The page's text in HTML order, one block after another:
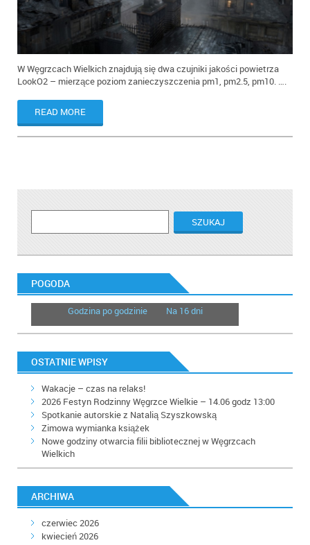
W Węgrzcach Wielkich znajdują się dwa czujniki jakości powietrza
LookO2 – mierzące poziom zanieczyszczenia pm1, pm2.5, pm10. ….
READ MORE
POGODA
Godzina po godzinie Na 16 dni
OSTATNIE WPISY
Wakacje – czas na relaks!
2026 Festyn Rodzinny Węgrzce Wielkie – 14.06 godz 13:00
Spotkanie autorskie z Natalią Szyszkowską
Zimowa wymianka książek
Nowe godziny otwarcia filii bibliotecznej w Węgrzcach
Wielkich
ARCHIWA
czerwiec 2026
kwiecień 2026